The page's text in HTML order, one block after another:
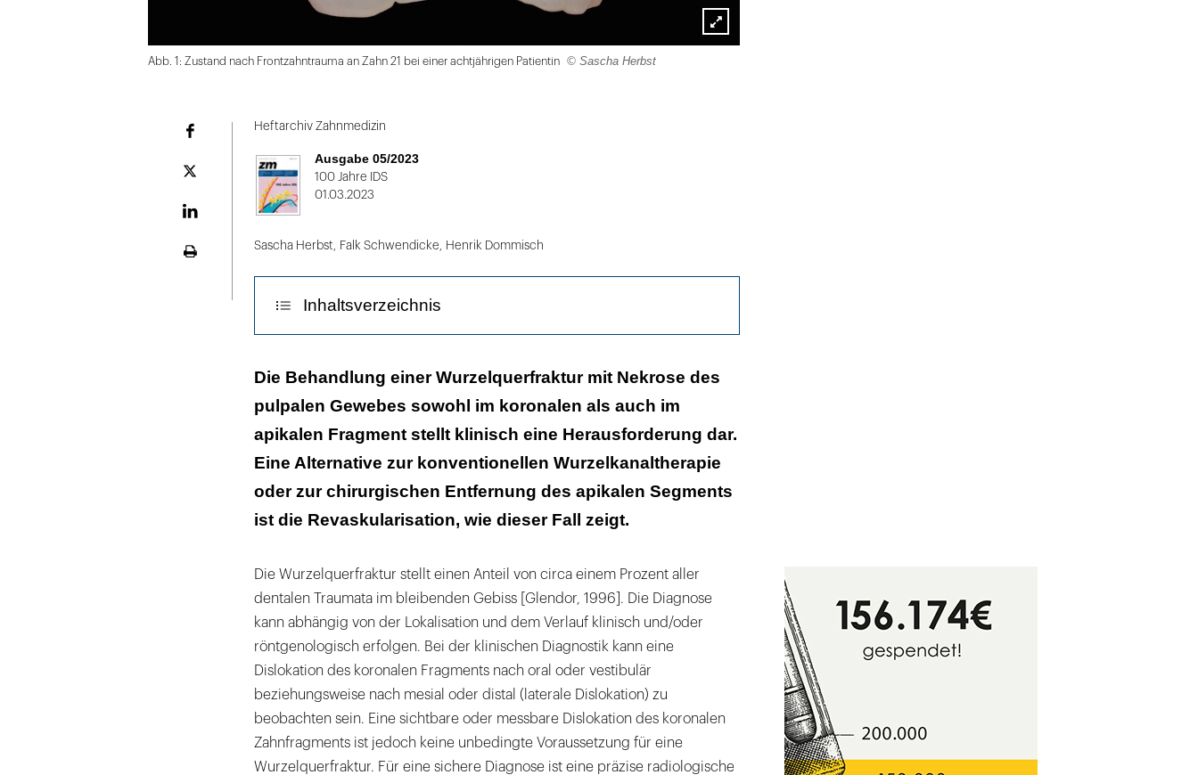
Lightbox
Abb. 1: Zustand nach Frontzahntrauma an Zahn 21 bei einer achtjährigen Patientin © Sascha Herbst
Zustand
Plattform
Heftarchiv Zahnmedizin
Ausgabe 05/2023
100 Jahre IDS
01.03.2023
Sascha Herbst Falk Schwendicke Henrik Dommisch
Inhaltsverzeichnis
Vorgehen während der klinischen Untersuchung
Allgemeine Empfehlungen zur Therapie
Kasuistik
Diskussion
Die Behandlung einer Wurzelquerfraktur mit Nekrose des
pulpalen Gewebes sowohl im koronalen als auch im
apikalen Fragment stellt klinisch eine Herausforderung dar.
Eine Alternative zur konventionellen Wurzelkanaltherapie
oder zur chirurgischen Entfernung des apikalen Segments
ist die Revaskularisation, wie dieser Fall zeigt.
Die Wurzelquerfraktur stellt einen Anteil von circa einem Prozent aller
dentalen Traumata im bleibenden Gebiss [Glendor, 1996]. Die Diagnose
kann abhängig von der Lokalisation und dem Verlauf klinisch und/oder
röntgenologisch erfolgen. Bei der klinischen Diagnostik kann eine
Dislokation des koronalen Fragments nach oral oder vestibulär
beziehungsweise nach mesial oder distal (laterale Dislokation) zu
beobachten sein. Eine sichtbare oder messbare Dislokation des koronalen
Zahnfragments ist jedoch keine unbedingte Voraussetzung für eine
Wurzelquerfraktur. Für eine sichere Diagnose ist eine präzise radiologische